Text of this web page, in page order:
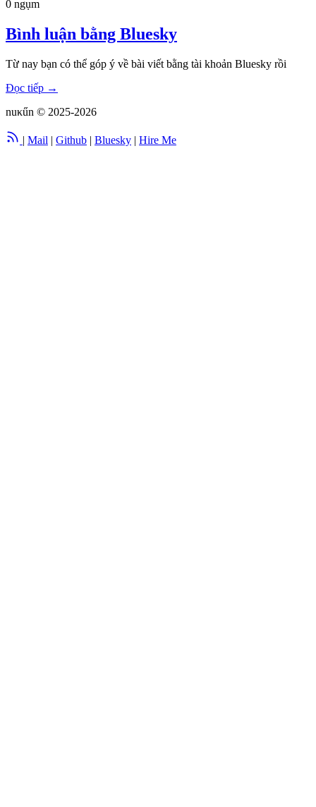
0 ngụm
Bình luận bằng Bluesky
Từ nay bạn có thể góp ý về bài viết bằng tài khoản Bluesky rồi
Đọc tiếp →
nuκűn © 2025-2026
| Mail | Github | Bluesky | Hire Me